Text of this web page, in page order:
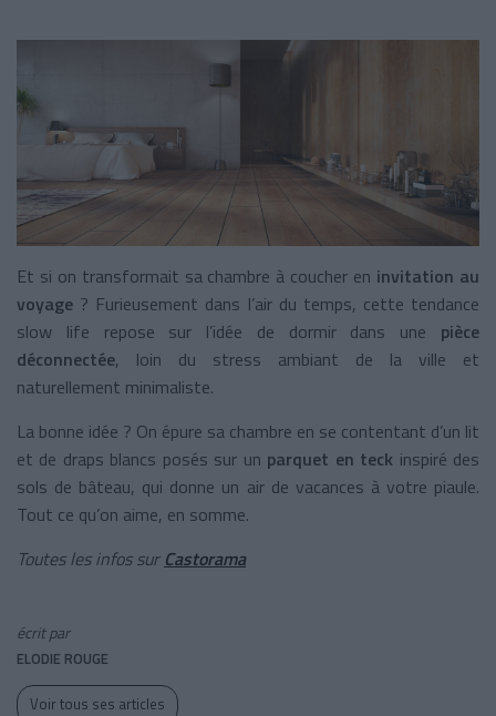
Et si on transformait sa chambre à coucher en invitation au
voyage ? Furieusement dans l’air du temps, cette tendance
slow life repose sur l’idée de dormir dans une pièce
déconnectée, loin du stress ambiant de la ville et
naturellement minimaliste.
La bonne idée ? On épure sa chambre en se contentant d’un lit
et de draps blancs posés sur un parquet en teck inspiré des
sols de bâteau, qui donne un air de vacances à votre piaule.
Tout ce qu’on aime, en somme.
Toutes les infos sur Castorama
écrit par
ELODIE ROUGE
Voir tous ses articles